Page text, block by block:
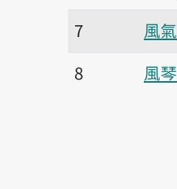
7
風氣
8
風琴